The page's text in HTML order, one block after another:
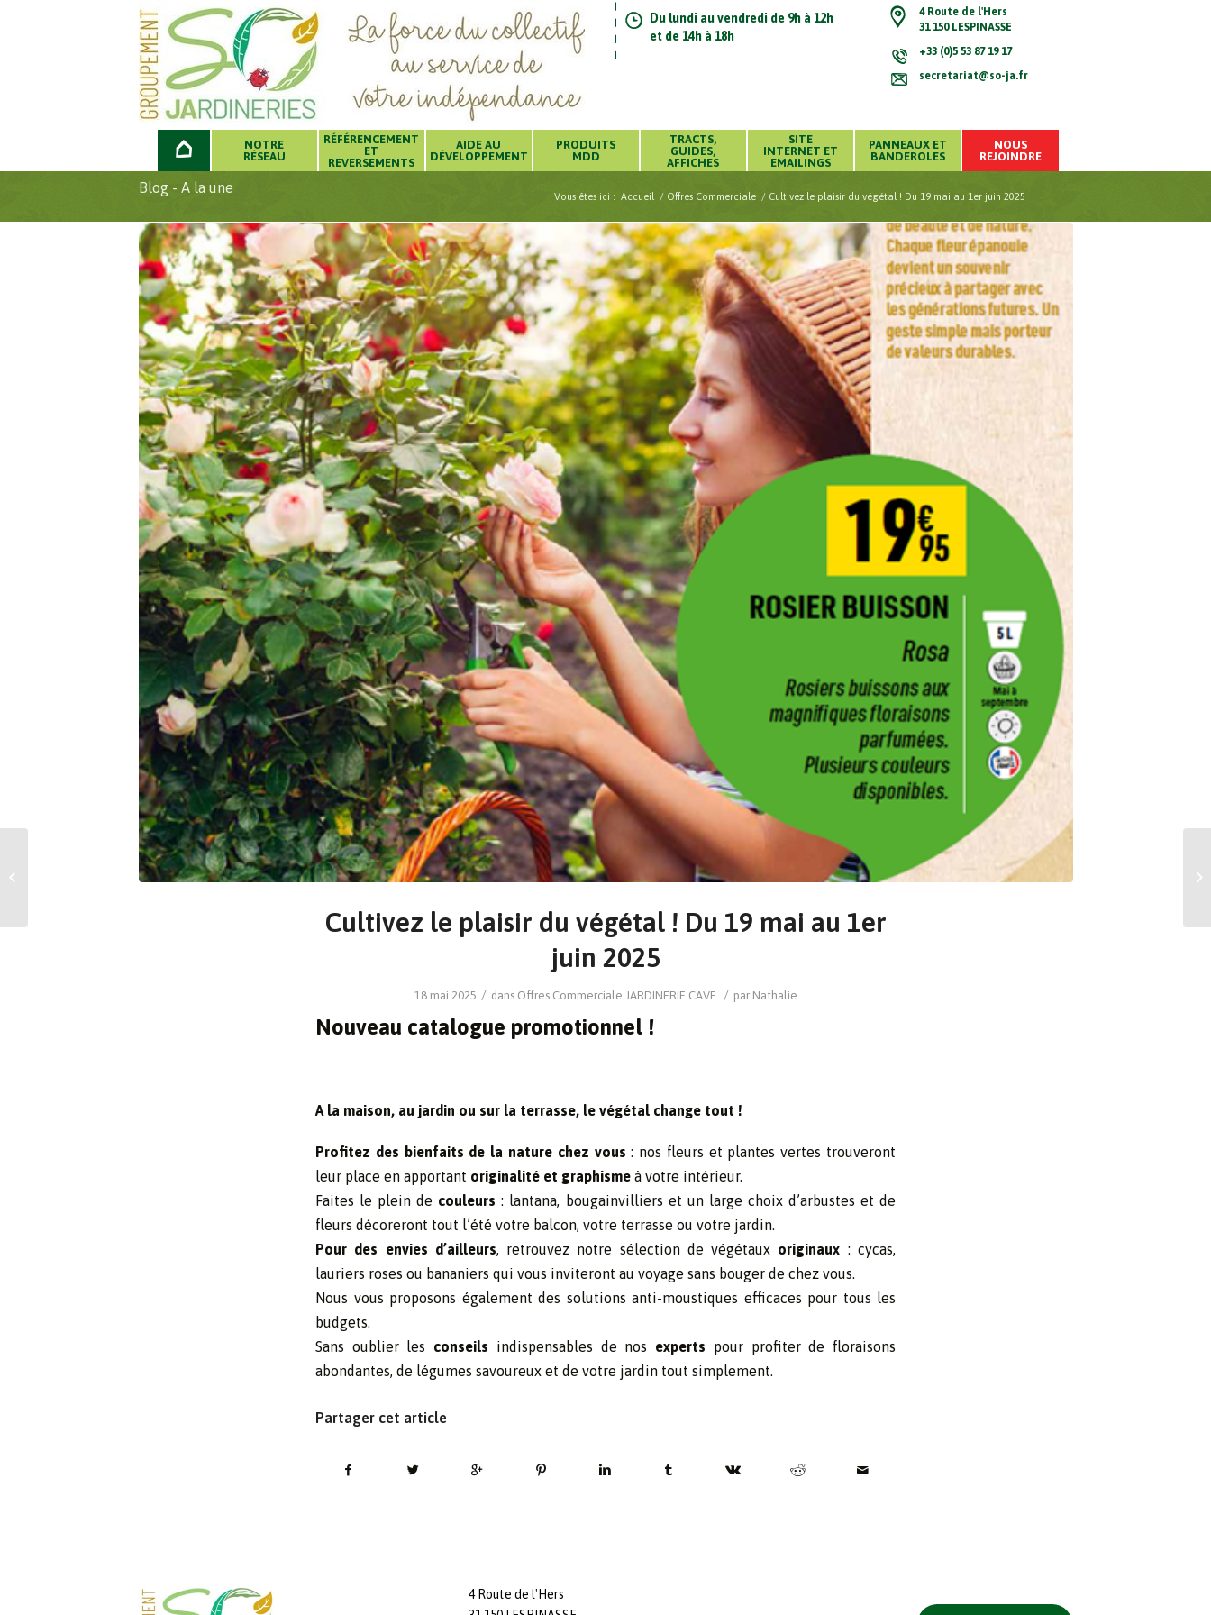
Du lundi au vendredi de 9h à 12h
et de 14h à 18h
4 Route de l'Hers
31 150 LESPINASSE
+33 (0)5 53 87 19 17
secretariat@so-ja.fr
NOTRE
RÉSEAU
RÉFÉRENCEMENT
ET
REVERSEMENTS
AIDE AU
DÉVELOPPEMENT
PRODUITS
MDD
TRACTS,
GUIDES,
AFFICHES
SITE
INTERNET ET
EMAILINGS
PANNEAUX ET
BANDEROLES
NOUS
REJOINDRE
Blog - A la une
Vous êtes ici : Accueil / Offres Commerciale / Cultivez le plaisir du végétal ! Du 19 mai au 1er juin 2025
Cultivez le plaisir du végétal ! Du 19 mai au 1er
juin 2025
18 mai 2025 / dans Offres Commerciale JARDINERIE CAVE / par Nathalie
Nouveau catalogue promotionnel !
A la maison, au jardin ou sur la terrasse, le végétal change tout !
Profitez des bienfaits de la nature chez vous : nos fleurs et plantes vertes trouveront
leur place en apportant originalité et graphisme à votre intérieur.
Faites le plein de couleurs : lantana, bougainvilliers et un large choix d’arbustes et de
fleurs décoreront tout l’été votre balcon, votre terrasse ou votre jardin.
Pour des envies d’ailleurs, retrouvez notre sélection de végétaux originaux : cycas,
lauriers roses ou bananiers qui vous inviteront au voyage sans bouger de chez vous.
Nous vous proposons également des solutions anti-moustiques efficaces pour tous les
budgets.
Sans oublier les conseils indispensables de nos experts pour profiter de floraisons
abondantes, de légumes savoureux et de votre jardin tout simplement.
Partager cet article
4 Route de l'Hers
végétal ! Du 14 au 27